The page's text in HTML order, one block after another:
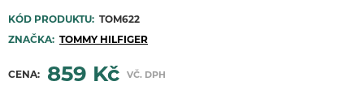
KÓD PRODUKTU: TOM622
ZNAČKA: TOMMY HILFIGER
CENA: 859 Kč VČ. DPH